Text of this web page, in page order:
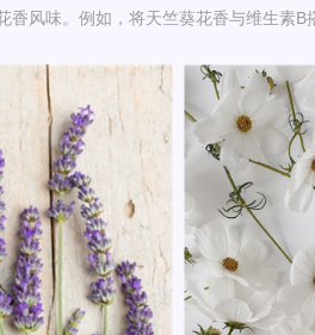
香风味。例如，将天竺葵花香与维生素B